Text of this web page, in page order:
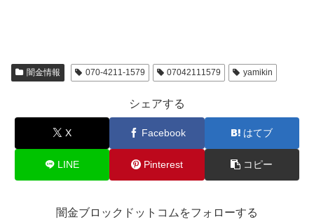
闇金情報 070-4211-1579 07042111579 yamikin
シェアする
X Facebook はてブ
LINE Pinterest コピー
闇金ブロックドットコムをフォローする